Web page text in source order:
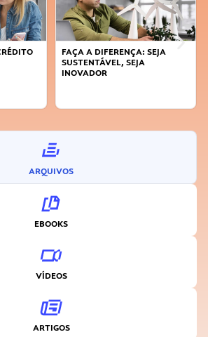
FAÇA A DIFERENÇA: SEJA
SUSTENTÁVEL, SEJA
INOVADOR
ARQUIVOS
EBOOKS
VÍDEOS
ARTIGOS